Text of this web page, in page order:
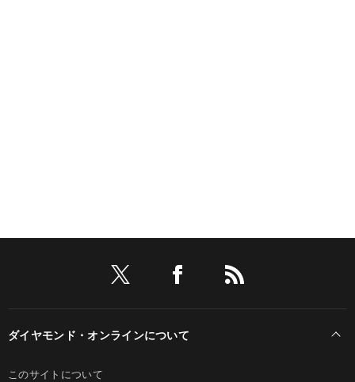
ダイヤモンド・オンラインについて
このサイトについて